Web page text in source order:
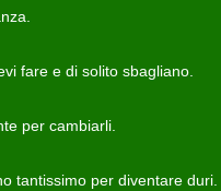
fare e di solito sbagliano.
per cambiarli.
tantissimo per diventare duri.